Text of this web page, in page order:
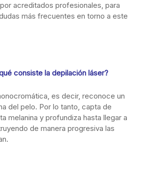
acreditados profesionales, para
más frecuentes en torno a este
consiste la depilación láser?
es decir, reconoce un
del pelo. Por lo tanto, capta de
melanina y profundiza hasta llegar a
de manera progresiva las